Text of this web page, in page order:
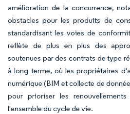
amélioration de la concurrence,
obstacles pour les produits de
standardisant les voies de
reflète de plus en plus des
soutenues par des contrats de type
à long terme, où les propriétaires
numérique (BIM et collecte de
pour prioriser les
l'ensemble du cycle de vie.